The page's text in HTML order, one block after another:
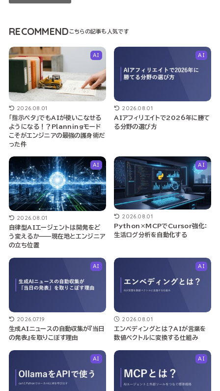
RECOMMEND
AI
2026.08.01
「指示ベタ」でもAIが使いこなせる
ようになる！？Planningモード
こそがエンジニアの最強の護身術だ
った件
AI
2026.08.01
AIアフィリエイトで2026年に勝て
る分野の選び方
AI
2026.08.01
自律型AIエージェントは開発をど
う変えるか——現在地とエンジニア
の立ち位置
AI
2026.08.01
Python×MCPでCursor強化：
生活ログ分析を自動化する
AI
2026.07.19
生成AIニュースの自動収集が『当日
の発表』を取りこぼす理由
AI
2026.08.01
エンベディングとは？AIが言葉を
数値ベクトルに変換する仕組み
AI AI